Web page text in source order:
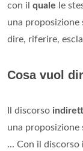
con il quale le
una
dire, riferire,
Cosa vuol
Il discorso
una proposizione
... Con il discorso